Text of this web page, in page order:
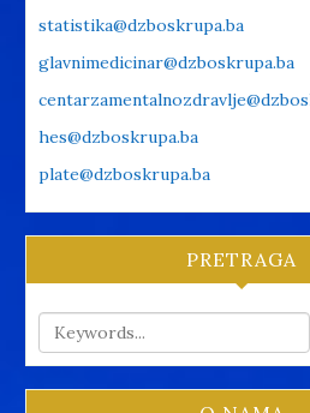
statistika@dzboskrupa.ba
glavnimedicinar@dzboskrupa.ba
hes@dzboskrupa.ba
plate@dzboskrupa.ba
PRETRAGA